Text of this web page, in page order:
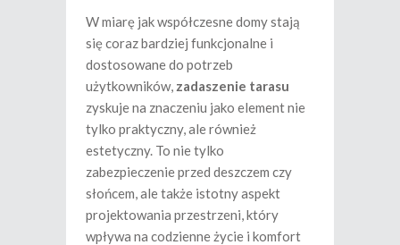
W miarę jak współczesne domy stają
się coraz bardziej funkcjonalne i
dostosowane do potrzeb
użytkowników, zadaszenie tarasu
zyskuje na znaczeniu jako element nie
tylko praktyczny, ale również
estetyczny. To nie tylko
zabezpieczenie przed deszczem czy
słońcem, ale także istotny aspekt
projektowania przestrzeni, który
wpływa na codzienne życie i komfort